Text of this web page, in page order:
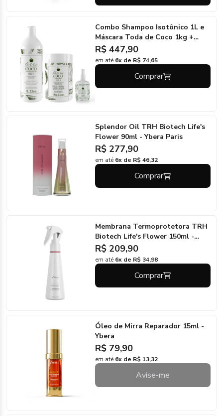
Combo Shampoo Isotônico 1L e
Máscara Toda de Coco 1kg +
Elixir de Coco 60ml - Terra Coco
R$ 447,90
em até 6x de R$ 74,65
Comprar
Splendor Oil TRH Biotech Life's
Flower 90ml - Ybera Paris
R$ 277,90
em até 6x de R$ 46,32
Comprar
Membrana Termoprotetora TRH
Biotech Life's Flower 150ml -
Ybera Paris
R$ 209,90
em até 6x de R$ 34,98
Comprar
Óleo de Mirra Reparador 15ml -
Ybera
R$ 79,90
em até 6x de R$ 13,32
Avise-me